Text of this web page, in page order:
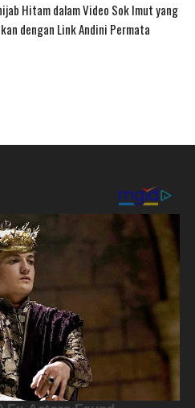
Hitam dalam Video Sok Imut yang
dengan Link Andini Permata